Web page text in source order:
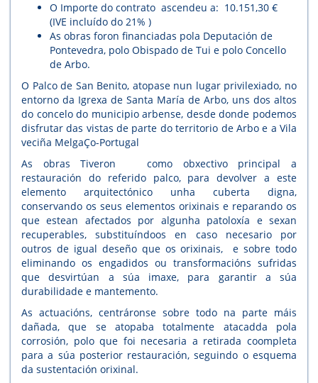
O Importe do contrato ascendeu a: 10.151,30 €
(IVE incluído do 21% )
As obras foron financiadas pola Deputación de
Pontevedra, polo Obispado de Tui e polo Concello
de Arbo.
O Palco de San Benito, atopase nun lugar privilexiado, no
entorno da Igrexa de Santa María de Arbo, uns dos altos
do concelo do municipio arbense, desde donde podemos
disfrutar das vistas de parte do territorio de Arbo e a Vila
veciña MelgaÇo-Portugal
As obras Tiveron como obxectivo principal a
restauración do referido palco, para devolver a este
elemento arquitectónico unha cuberta digna,
conservando os seus elementos orixinais e reparando os
que estean afectados por algunha patoloxía e sexan
recuperables, substituíndoos en caso necesario por
outros de igual deseño que os orixinais, e sobre todo
eliminando os engadidos ou transformacións sufridas
que desvirtúan a súa imaxe, para garantir a súa
durabilidade e mantemento.
As actuacións, centráronse sobre todo na parte máis
dañada, que se atopaba totalmente atacadda pola
corrosión, polo que foi necesaria a retirada coompleta
para a súa posterior restauración, seguindo o esquema
da sustentación orixinal.